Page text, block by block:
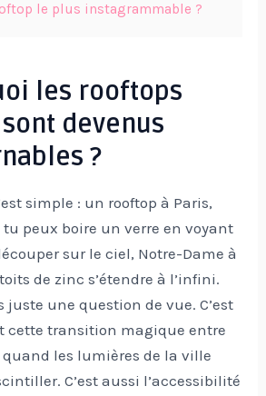
le plus instagrammable ?
les rooftops
devenus
?
simple : un rooftop à Paris,
tu peux boire un verre en voyant
sur le ciel, Notre-Dame à
de zinc s’étendre à l’infini.
juste une question de vue. C’est
cette transition magique entre
les lumières de la ville
C’est aussi l’accessibilité